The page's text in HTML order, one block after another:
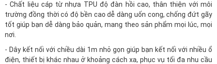
- Chất liệu cáp từ nhựa TPU độ đàn hồi cao, thân thiện với môi
trường đồng thời có độ bền cao dễ dàng uốn cong, chống đứt gãy
tốt giúp bạn dễ dàng bảo quản, mang theo sản phẩm mọi lúc, mọi
nơi.
- Dây kết nối với chiều dài 1m nhỏ gọn giúp bạn kết nối với nhiều ổ
điện, thiết bị khác nhau ở khoảng cách xa, phục vụ tối đa nhu cầu